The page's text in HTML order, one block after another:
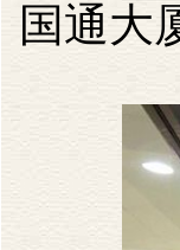
国通大